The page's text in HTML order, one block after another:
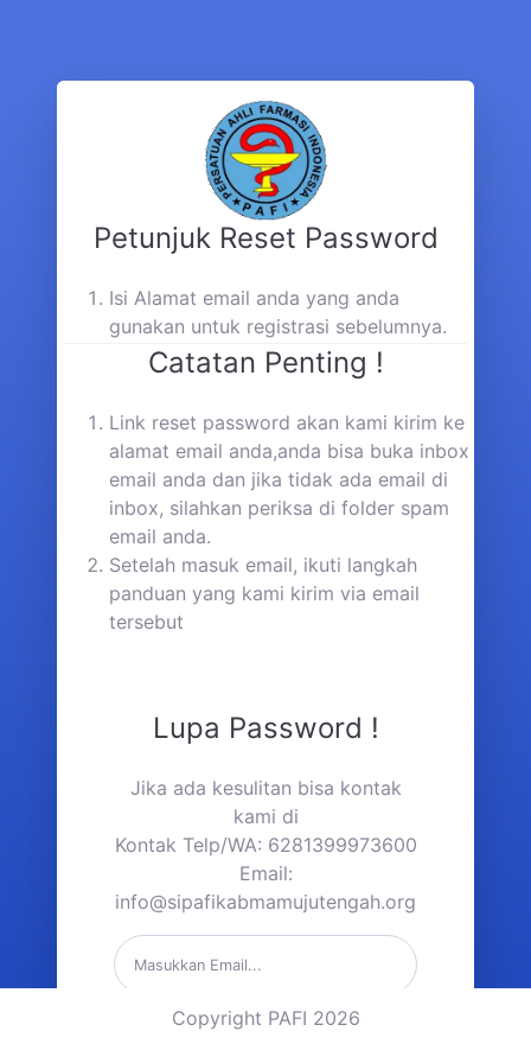
Petunjuk Reset Password
Isi Alamat email anda yang anda
gunakan untuk registrasi sebelumnya.
Catatan Penting !
Link reset password akan kami kirim ke
alamat email anda,anda bisa buka inbox
email anda dan jika tidak ada email di
inbox, silahkan periksa di folder spam
email anda.
Setelah masuk email, ikuti langkah
panduan yang kami kirim via email
tersebut
Lupa Password !
Jika ada kesulitan bisa kontak
kami di
Kontak Telp/WA: 6281399973600
Email:
info@sipafikabmamujutengah.org
Copyright PAFI 2026